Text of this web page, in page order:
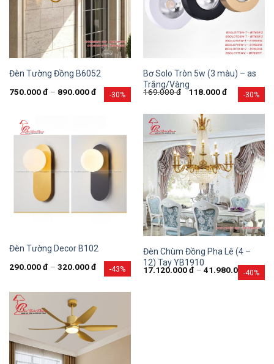
-30%
Đèn Tường Đồng B6052
750.000đ – 890.000đ -30%
Bơ Solo Tròn 5w (3 màu) – as
Trắng/Vàng
169.000đ 118.000đ
-43%
Đèn Tường Decor B102
290.000đ – 320.000đ
-40%
Đèn Chùm Đồng Pha Lê (4 –
12) Tay YB1910
17.120.000đ – 41.980.000đ